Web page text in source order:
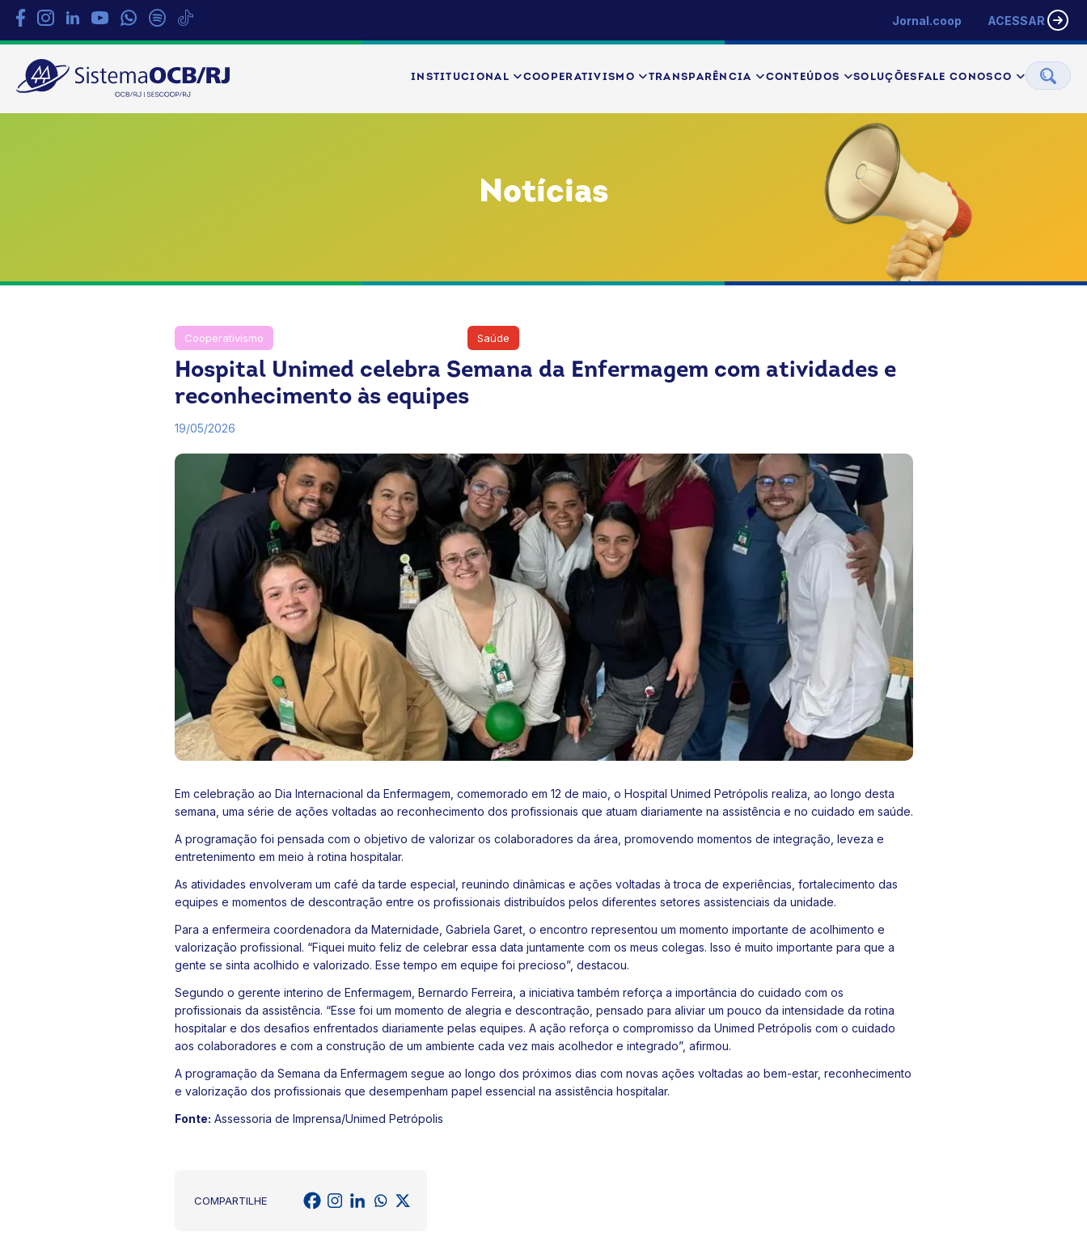
Jornal.coop ACESSAR
Sistema
INSTITUCIONAL COOPERATIVISMO TRANSPARÊNCIA CONTEÚDOS SOLUÇÕES FALE CONOSCO
Notícias
Cooperativismo Saúde
Hospital Unimed celebra Semana da Enfermagem com atividades e
reconhecimento às equipes
19/05/2026
Em celebração ao Dia Internacional da Enfermagem, comemorado em 12 de maio, o Hospital Unimed Petrópolis realiza, ao longo desta
semana, uma série de ações voltadas ao reconhecimento dos profissionais que atuam diariamente na assistência e no cuidado em saúde.
A programação foi pensada com o objetivo de valorizar os colaboradores da área, promovendo momentos de integração, leveza e
entretenimento em meio à rotina hospitalar.
As atividades envolveram um café da tarde especial, reunindo dinâmicas e ações voltadas à troca de experiências, fortalecimento das
equipes e momentos de descontração entre os profissionais distribuídos pelos diferentes setores assistenciais da unidade.
Para a enfermeira coordenadora da Maternidade, Gabriela Garet, o encontro representou um momento importante de acolhimento e
valorização profissional. “Fiquei muito feliz de celebrar essa data juntamente com os meus colegas. Isso é muito importante para que a
gente se sinta acolhido e valorizado. Esse tempo em equipe foi precioso”, destacou.
Segundo o gerente interino de Enfermagem, Bernardo Ferreira, a iniciativa também reforça a importância do cuidado com os
profissionais da assistência. “Esse foi um momento de alegria e descontração, pensado para aliviar um pouco da intensidade da rotina
hospitalar e dos desafios enfrentados diariamente pelas equipes. A ação reforça o compromisso da Unimed Petrópolis com o cuidado
aos colaboradores e com a construção de um ambiente cada vez mais acolhedor e integrado”, afirmou.
A programação da Semana da Enfermagem segue ao longo dos próximos dias com novas ações voltadas ao bem-estar, reconhecimento
e valorização dos profissionais que desempenham papel essencial na assistência hospitalar.
Fonte: Assessoria de Imprensa/Unimed Petrópolis
COMPARTILHE